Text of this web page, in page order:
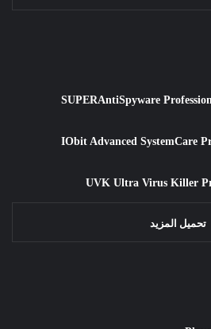
تحميل المزيد